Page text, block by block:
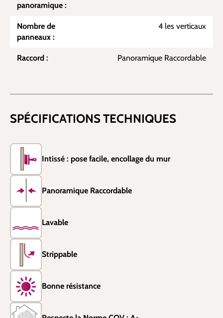
panoramique :
Nombre de
panneaux :
4 les verticaux
Raccord : Panoramique Raccordable
SPÉCIFICATIONS TECHNIQUES
Intissé : pose facile, encollage du mur
Panoramique Raccordable
Lavable
Strippable
Bonne résistance